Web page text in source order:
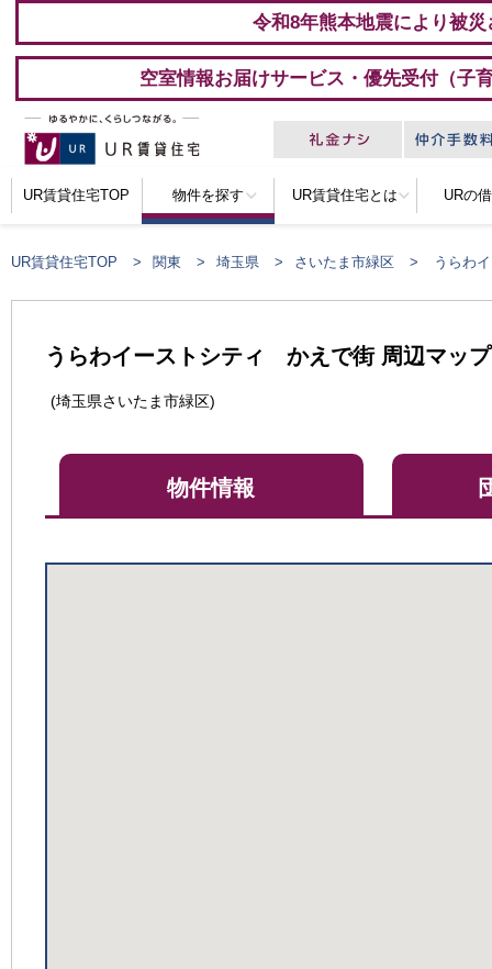
令和8年熊本地震により被
空室情報お届けサービス・優先受付（子
UR賃貸住宅TOP 物件を探す UR賃貸住宅とは URの
UR賃貸住宅TOP 関東 埼玉県 さいたま市緑区 うらわ
うらわイーストシティ かえで街 周辺マップ
(埼玉県さいたま市緑区)
物件情報